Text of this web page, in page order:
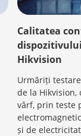
Calitatea
Hikvision
Urmăriți
de la Hikvision,
vârf, prin teste
și de